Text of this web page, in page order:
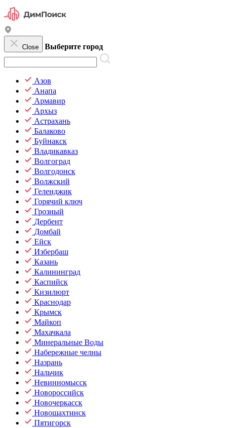
Close Выберите город
Азов
Анапа
Армавир
Архыз
Астрахань
Балаково
Буйнакск
Владикавказ
Волгоград
Волгодонск
Волжский
Геленджик
Горячий ключ
Грозный
Дербент
Домбай
Ейск
Избербаш
Казань
Калининград
Каспийск
Кизилюрт
Краснодар
Крымск
Майкоп
Махачкала
Минеральные Воды
Набережные челны
Назрань
Нальчик
Невинномысск
Новороссийск
Новочеркасск
Новошахтинск
Пятигорск